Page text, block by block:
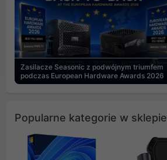
Zasilacze Seasonic z podwójnym triumfem
podczas European Hardware Awards 2026
Popularne kategorie w sklepie